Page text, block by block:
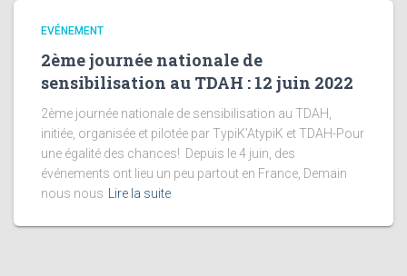
EVÉNEMENT
2ème journée nationale de
sensibilisation au TDAH : 12 juin 2022
2ème journée nationale de sensibilisation au TDAH,
initiée, organisée et pilotée par TypiK’AtypiK et TDAH-Pour
une égalité des chances! Depuis le 4 juin, des
événements ont lieu un peu partout en France, Demain
nous nous Lire la suite